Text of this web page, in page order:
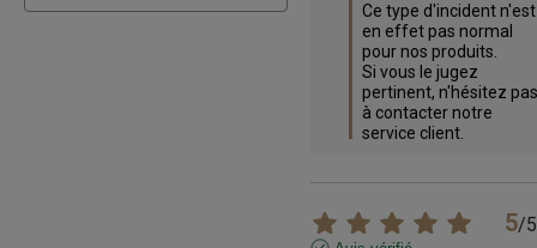
Ce type d'incident n'est
en effet pas normal
pour nos produits.
Si vous le jugez
pertinent, n'hésitez pas
à contacter notre
service client.
5/5